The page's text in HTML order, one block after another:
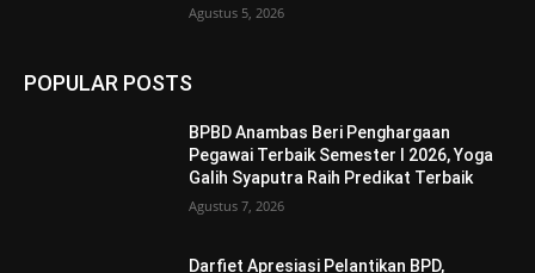
Agustus 5, 2026
POPULAR POSTS
BPBD Anambas Beri Penghargaan
Pegawai Terbaik Semester I 2026, Yoga
Galih Syaputra Raih Predikat Terbaik
Agustus 7, 2026
Darfiet Apresiasi Pelantikan BPD,